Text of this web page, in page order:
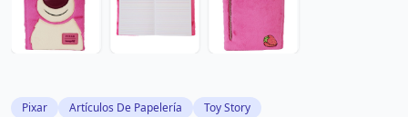
Pixar Artículos De Papelería Toy Story